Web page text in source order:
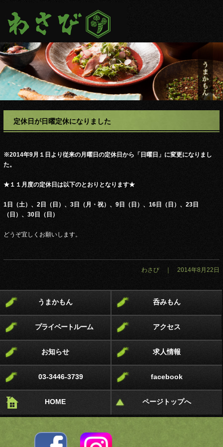
定休日が日曜定休になりました
※2014年9月１日より従来の月曜日の定休日から「日曜日」に変更になりまし
た。
★１１月度の定休日は以下のとおりとなります★
1日（土）、2日（日）、3日（月・祝）、9日（日）、16日（日）、23日
（日）、30日（日）
どうぞ宜しくお願いします。
わさび ｜ 2014年8月22日
うまかもん 呑みもん
プライベートルーム アクセス
お知らせ 求人情報
03-3446-3739 facebook
HOME ページトップへ